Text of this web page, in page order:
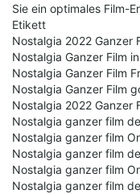
Sie ein optimales Film-
Etikett
Nostalgia 2022 Ganzer
Nostalgia Ganzer Film
Nostalgia Ganzer Film
Nostalgia Ganzer Film
Nostalgia 2022 Ganzer
Nostalgia ganzer film
Nostalgia ganzer film
Nostalgia ganzer film
Nostalgia ganzer film
Nostalgia ganzer film